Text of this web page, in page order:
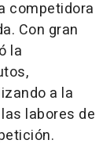
competidora
Con gran
la
a la
labores de